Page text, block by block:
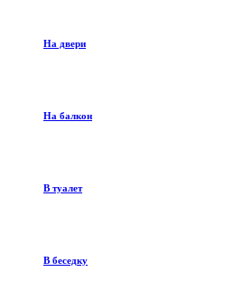
На двери
На балкон
В туалет
В беседку